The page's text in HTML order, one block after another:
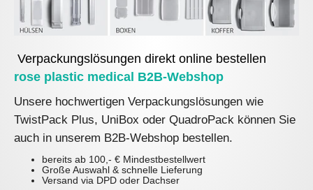
Verpackungslösungen direkt online bestellen
rose plastic medical B2B-Webshop
Unsere hochwertigen Verpackungslösungen wie
TwistPack Plus, UniBox oder QuadroPack können Sie
auch in unserem B2B-Webshop bestellen.
bereits ab 100,- € Mindestbestellwert
Große Auswahl & schnelle Lieferung
Versand via DPD oder Dachser